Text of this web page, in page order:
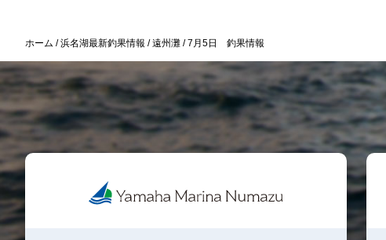
ホーム 浜名湖最新釣果情報 遠州灘 7月5日 釣果情報